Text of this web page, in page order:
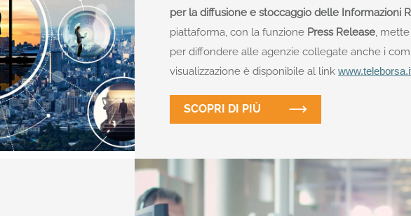
per la diffusione e stoccaggio delle Informazioni
piattaforma, con la funzione Press Release,
per diffondere alle agenzie collegate anche i
visualizzazione è disponibile al link
SCOPRI DI PIÙ